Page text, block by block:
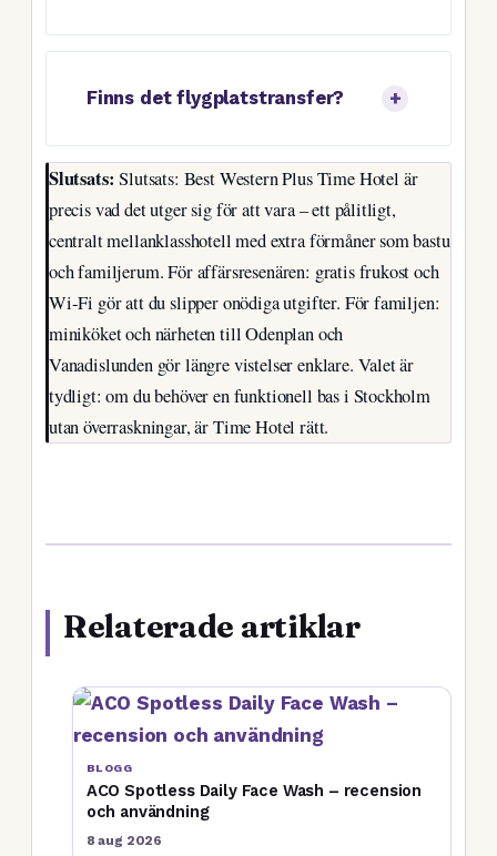
Finns det flygplatstransfer?
Slutsats: Slutsats: Best Western Plus Time Hotel är
precis vad det utger sig för att vara – ett pålitligt,
centralt mellanklasshotell med extra förmåner som bastu
och familjerum. För affärsresenären: gratis frukost och
Wi-Fi gör att du slipper onödiga utgifter. För familjen:
miniköket och närheten till Odenplan och
Vanadislunden gör längre vistelser enklare. Valet är
tydligt: om du behöver en funktionell bas i Stockholm
utan överraskningar, är Time Hotel rätt.
Relaterade artiklar
BLOGG
ACO Spotless Daily Face Wash – recension
och användning
8 aug 2026